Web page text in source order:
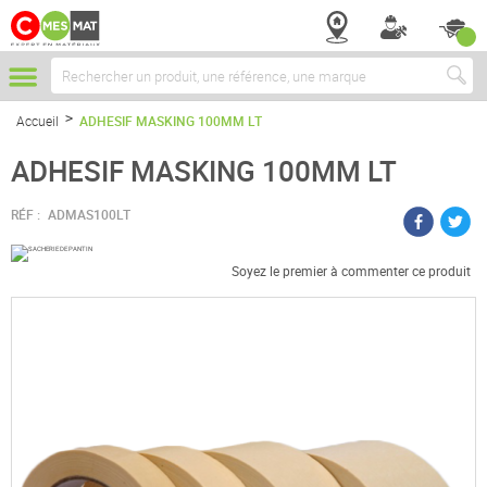
Chercher
Accueil ADHESIF MASKING 100MM LT
ADHESIF MASKING 100MM LT
RÉF : ADMAS100LT
Soyez le premier à commenter ce produit
Passer